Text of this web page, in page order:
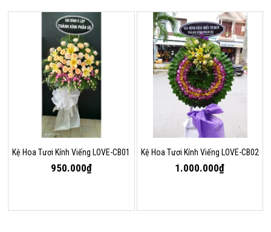
Kệ Hoa Tươi Kính Viếng LOVE-CB01
950.000₫
Kệ Hoa Tươi Kính Viếng LOVE-CB02
1.000.000₫